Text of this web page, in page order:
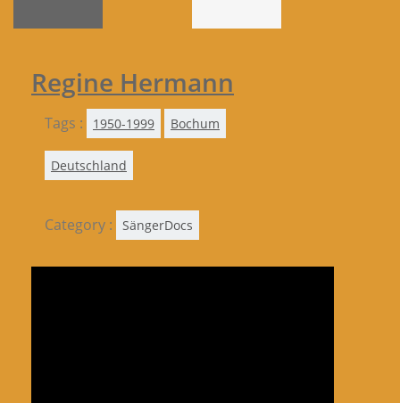
Regine Hermann
Tags : 1950-1999 Bochum
Deutschland
Category : SängerDocs